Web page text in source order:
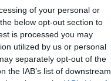
of your personal or
below opt-out section to
is processed you may
utilized by us or personal
separately opt-out of the
the IAB’s list of downstream
în